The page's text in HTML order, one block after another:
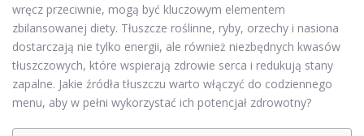
wręcz przeciwnie, mogą być kluczowym elementem
zbilansowanej diety. Tłuszcze roślinne, ryby, orzechy i nasiona
dostarczają nie tylko energii, ale również niezbędnych kwasów
tłuszczowych, które wspierają zdrowie serca i redukują stany
zapalne. Jakie źródła tłuszczu warto włączyć do codziennego
menu, aby w pełni wykorzystać ich potencjał zdrowotny?